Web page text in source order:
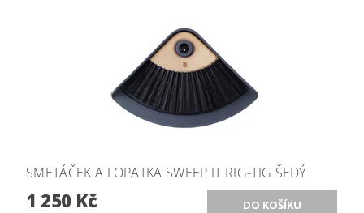
SMETÁČEK A LOPATKA SWEEP IT RIG-TIG ŠEDÝ
1 250 Kč